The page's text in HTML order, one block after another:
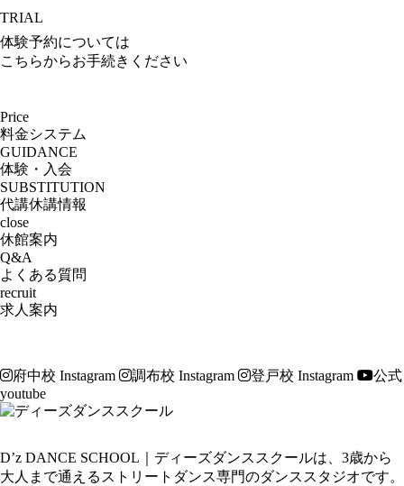
TRIAL
体験予約については
こちらからお手続きください
Price
料金システム
GUIDANCE
体験・入会
SUBSTITUTION
代講休講情報
close
休館案内
Q&A
よくある質問
recruit
求人案内
府中校 Instagram 調布校 Instagram 登戸校 Instagram
公式
youtube
D’z DANCE SCHOOL｜ディーズダンススクールは、3歳から
大人まで通えるストリートダンス専門のダンススタジオです。